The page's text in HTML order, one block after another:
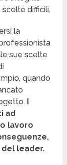
difficili.
la
sue scelte
quando
ad
lavoro
leader.